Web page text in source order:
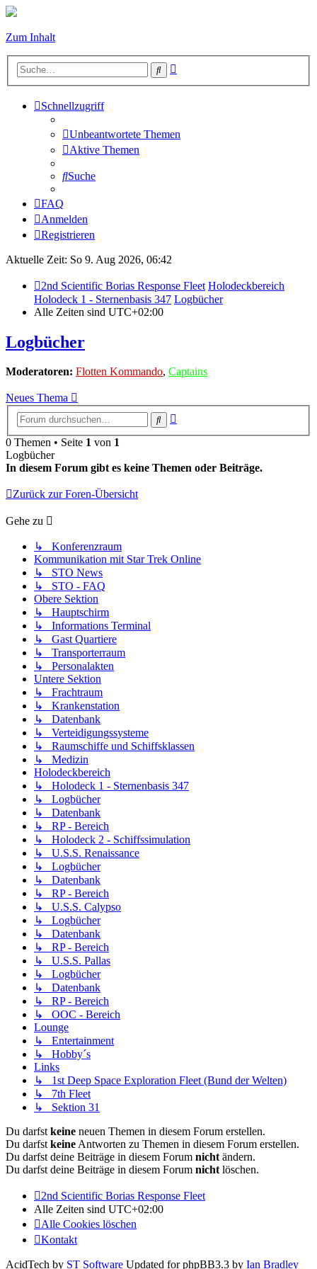
Zum Inhalt
Suche
Schnellzugriff
Unbeantwortete Themen
Aktive Themen
Suche
FAQ
Anmelden
Registrieren
Aktuelle Zeit: So 9. Aug 2026, 06:42
2nd Scientific Borias Response Fleet Holodeckbereich
Holodeck 1 - Sternenbasis 347 Logbücher
Alle Zeiten sind UTC+02:00
Logbücher
Moderatoren: Flotten Kommando, Captains
Neues Thema
Suche
0 Themen • Seite 1 von 1
Logbücher
In diesem Forum gibt es keine Themen oder Beiträge.
Zurück zur Foren-Übersicht
Gehe zu
↳ Konferenzraum
Kommunikation mit Star Trek Online
↳ STO News
↳ STO - FAQ
Obere Sektion
↳ Hauptschirm
↳ Informations Terminal
↳ Gast Quartiere
↳ Transporterraum
↳ Personalakten
Untere Sektion
↳ Frachtraum
↳ Krankenstation
↳ Datenbank
↳ Verteidigungssysteme
↳ Raumschiffe und Schiffsklassen
↳ Medizin
Holodeckbereich
↳ Holodeck 1 - Sternenbasis 347
↳ Logbücher
↳ Datenbank
↳ RP - Bereich
↳ Holodeck 2 - Schiffssimulation
↳ U.S.S. Renaissance
↳ Logbücher
↳ Datenbank
↳ RP - Bereich
↳ U.S.S. Calypso
↳ Logbücher
↳ Datenbank
↳ RP - Bereich
↳ U.S.S. Pallas
↳ Logbücher
↳ Datenbank
↳ RP - Bereich
↳ OOC - Bereich
Lounge
↳ Entertainment
↳ Hobby´s
Links
↳ 1st Deep Space Exploration Fleet (Bund der Welten)
↳ 7th Fleet
↳ Sektion 31
Du darfst keine neuen Themen in diesem Forum erstellen.
Du darfst keine Antworten zu Themen in diesem Forum erstellen.
Du darfst deine Beiträge in diesem Forum nicht ändern.
Du darfst deine Beiträge in diesem Forum nicht löschen.
2nd Scientific Borias Response Fleet
Alle Zeiten sind UTC+02:00
Alle Cookies löschen
Kontakt
AcidTech by ST Software Updated for phpBB3.3 by Ian Bradley